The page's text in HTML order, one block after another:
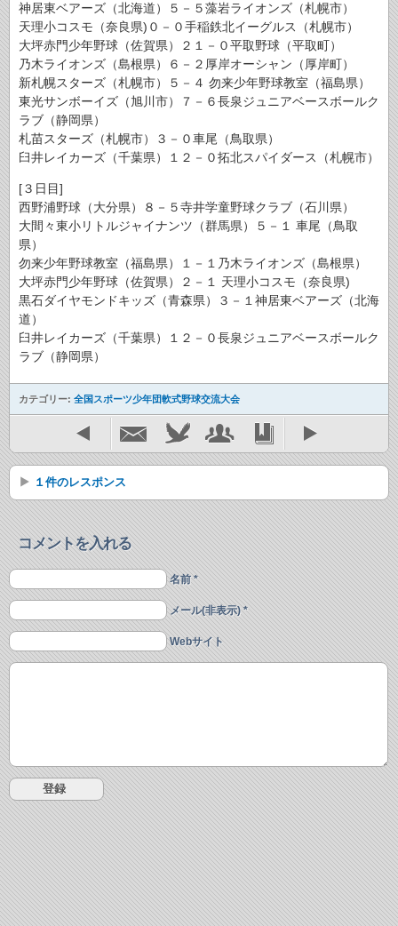
神居東ベアーズ（北海道）５－５藻岩ライオンズ（札幌市）
天理小コスモ（奈良県)０－０手稲鉄北イーグルス（札幌市）
大坪赤門少年野球（佐賀県）２１－０平取野球（平取町）
乃木ライオンズ（島根県）６－２厚岸オーシャン（厚岸町）
新札幌スターズ（札幌市）５－４ 勿来少年野球教室（福島県）
東光サンボーイズ（旭川市）７－６長泉ジュニアベースボールク
ラブ（静岡県）
札苗スターズ（札幌市）３－０車尾（鳥取県）
臼井レイカーズ（千葉県）１２－０拓北スパイダース（札幌市）
[３日目]
西野浦野球（大分県）８－５寺井学童野球クラブ（石川県）
大間々東小リトルジャイナンツ（群馬県）５－１ 車尾（鳥取
県）
勿来少年野球教室（福島県）１－１乃木ライオンズ（島根県）
大坪赤門少年野球（佐賀県）２－１ 天理小コスモ（奈良県)
黒石ダイヤモンドキッズ（青森県）３－１神居東ベアーズ（北海
道）
臼井レイカーズ（千葉県）１２－０長泉ジュニアベースボールク
ラブ（静岡県）
カテゴリー: 全国スポーツ少年団軟式野球交流大会
１件のレスポンス
コメントを入れる
名前 *
メール(非表示) *
Webサイト